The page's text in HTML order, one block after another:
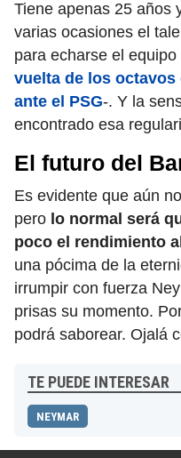
Tiene apenas 25 años
varias ocasiones el
para echarse el
vuelta de los
ante el PSG-. Y la
encontrado esa
El futuro del
Es evidente que aún
pero lo normal será
poco el rendimiento
una pócima de la
irrumpir con fuerza
prisas su momento.
podrá saborear. Ojalá
TE PUEDE INTERESAR
NEYMAR